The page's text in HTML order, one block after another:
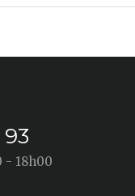
- 18h00